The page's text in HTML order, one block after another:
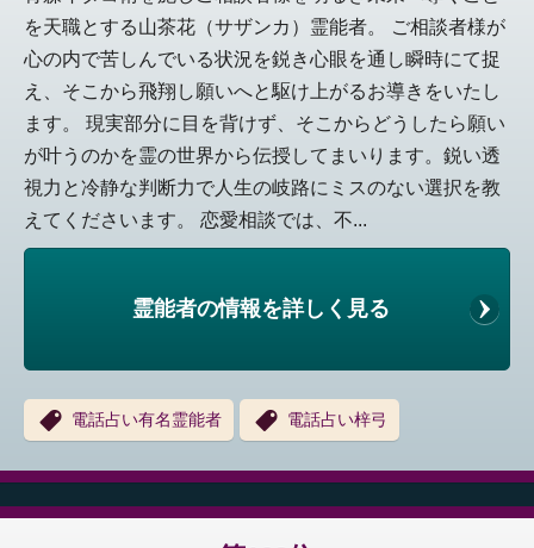
を天職とする山茶花（サザンカ）霊能者。 ご相談者様が
心の内で苦しんでいる状況を鋭き心眼を通し瞬時にて捉
え、そこから飛翔し願いへと駆け上がるお導きをいたし
ます。 現実部分に目を背けず、そこからどうしたら願い
が叶うのかを霊の世界から伝授してまいります。鋭い透
視力と冷静な判断力で人生の岐路にミスのない選択を教
えてくださいます。 恋愛相談では、不...
霊能者の情報を詳しく見る
電話占い有名霊能者 電話占い梓弓